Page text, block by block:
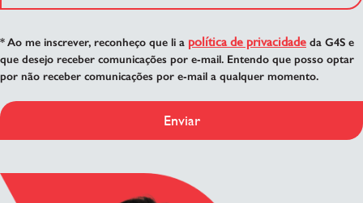
* Ao me inscrever, reconheço que li a política de privacidade da G4S e
que desejo receber comunicações por e-mail. Entendo que posso optar
por não receber comunicações por e-mail a qualquer momento.
Enviar